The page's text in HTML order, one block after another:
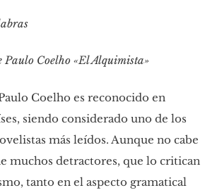
Paulo Coelho «El Alquimista»
Coelho es reconocido en
siendo considerado uno de los
más leídos. Aunque no cabe
muchos detractores, que lo critican
tanto en el aspecto gramatical